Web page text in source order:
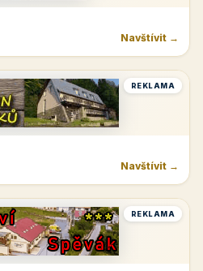
Navštívit →
REKLAMA
Navštívit →
REKLAMA